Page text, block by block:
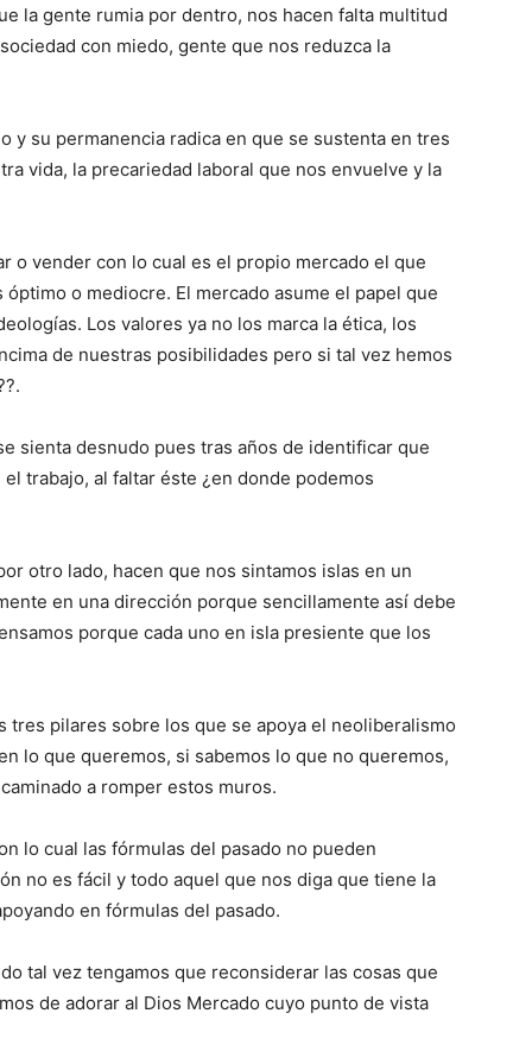
la gente rumia por dentro, nos hacen falta multitud
con miedo, gente que nos reduzca la
y su permanencia radica en que se sustenta en tres
vida, la precariedad laboral que nos envuelve y la
o vender con lo cual es el propio mercado el que
o mediocre. El mercado asume el papel que
Los valores ya no los marca la ética, los
de nuestras posibilidades pero si tal vez hemos
sienta desnudo pues tras años de identificar que
trabajo, al faltar éste ¿en donde podemos
otro lado, hacen que nos sintamos islas en un
en una dirección porque sencillamente así debe
porque cada uno en isla presiente que los
tres pilares sobre los que se apoya el neoliberalismo
lo que queremos, si sabemos lo que no queremos,
a romper estos muros.
lo cual las fórmulas del pasado no pueden
no es fácil y todo aquel que nos diga que tiene la
en fórmulas del pasado.
tal vez tengamos que reconsiderar las cosas que
de adorar al Dios Mercado cuyo punto de vista